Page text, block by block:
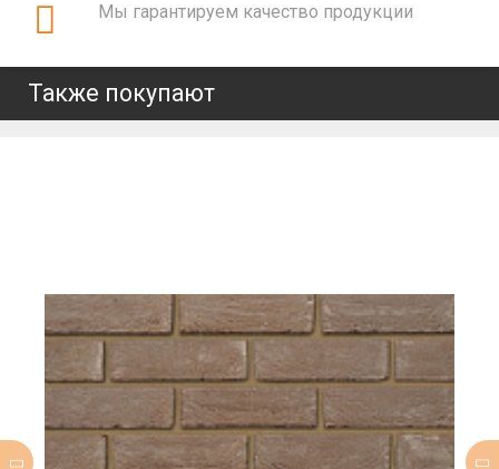
Мы гарантируем качество продукции
Также покупают